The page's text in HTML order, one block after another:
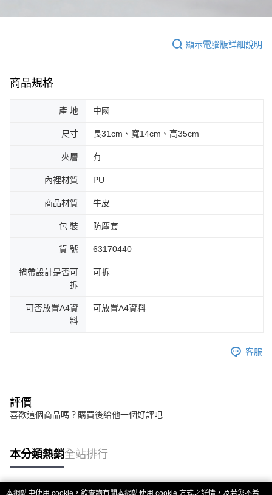
顯示電腦版詳細說明
商品規格
產 地 中國
尺寸 長31cm、寬14cm、高35cm
夾層 有
內裡材質 PU
商品材質 牛皮
包 裝 防塵套
貨 號 63170440
揹帶設計是否可
拆
可拆
可否放置A4資
料
可放置A4資料
客服
評價
喜歡這個商品嗎？購買後給他一個好評吧
本分類熱銷全站排行
本網站中使用 cookie，欲查詢有關本網站使用 cookie 方式之詳情，及若您不希